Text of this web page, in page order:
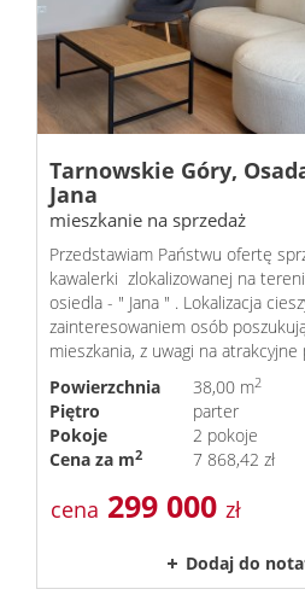
Tarnowskie Góry,
Jana
mieszkanie na sprzedaż
Przedstawiam Państwu ofertę
kawalerki zlokalizowanej na
osiedla - " Jana " . Lokalizacja
zainteresowaniem osób
mieszkania, z uwagi na atrakcyjne
Powierzchnia
38,00 m2
Piętro
parter
Pokoje
2 pokoje
Cena za m2 7 868,42 zł
cena 299 000 zł
Dodaj do